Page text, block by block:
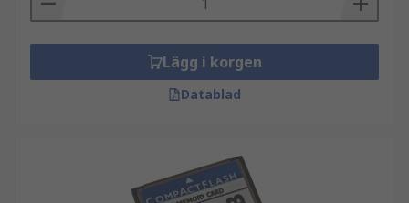
Lägg i korgen
Datablad